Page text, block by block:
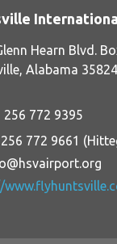
Hearn Blvd.
Alabama
256 772 9395
772 9661